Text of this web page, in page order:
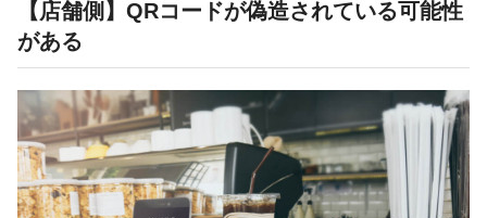
【店舗側】QRコードが偽造されている可能性
がある